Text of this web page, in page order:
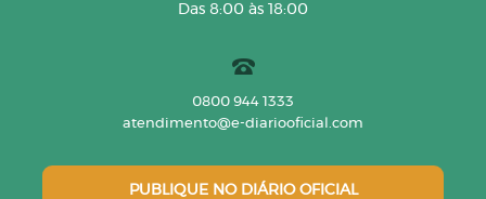
Das 8:00 às 18:00
0800 944 1333
atendimento@e-diariooficial.com
PUBLIQUE NO DIÁRIO OFICIAL